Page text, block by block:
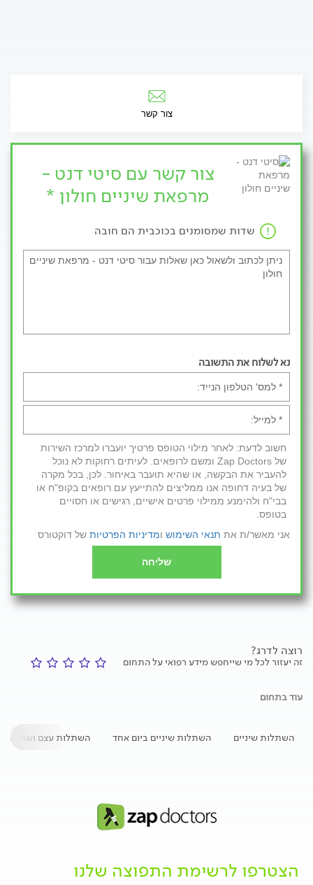
צור קשר
צור קשר עם סיטי דנט -
מרפאת שיניים חולון *
שדות שמסומנים בכוכבית הם חובה
נא לשלוח את התשובה
חשוב לדעת: לאחר מילוי הטופס פרטיך יועברו למרכז השירות
של Zap Doctors ומשם לרופאים. לעיתים רחוקות לא נוכל
להעביר את הבקשה, או שהיא תועבר באיחור. לכן, בכל מקרה
של בעיה דחופה אנו ממליצים להתייעץ עם רופאים בקופ"ח או
בבי"ח ולהימנע ממילוי פרטים אישיים, רגישים או חסויים
בטופס.
אני מאשר/ת את תנאי השימוש ומדיניות הפרטיות של דוקטורס
שליחה
רוצה לדרג?
זה יעזור לכל מי שייחפש מידע רפואי על התחום
עוד בתחום
השתלות שיניים השתלות שיניים ביום אחד השתלות עצם ושתלים
הצטרפו לרשימת התפוצה שלנו